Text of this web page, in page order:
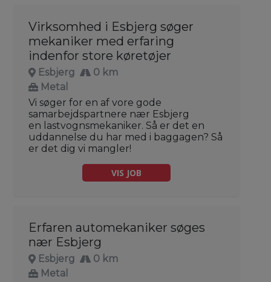
Virksomhed i Esbjerg søger
mekaniker med erfaring
indenfor store køretøjer
Esbjerg
0 km
Metal
Vi søger for en af vore gode
samarbejdspartnere nær Esbjerg
en lastvognsmekaniker. Så er det en
uddannelse du har med i baggagen? Så
er det dig vi mangler!
VIS JOB
Erfaren automekaniker søges
nær Esbjerg
Esbjerg
0 km
Metal